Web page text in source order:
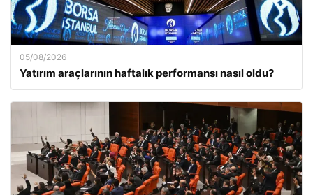
05/08/2026
Yatırım araçlarının haftalık performansı nasıl oldu?